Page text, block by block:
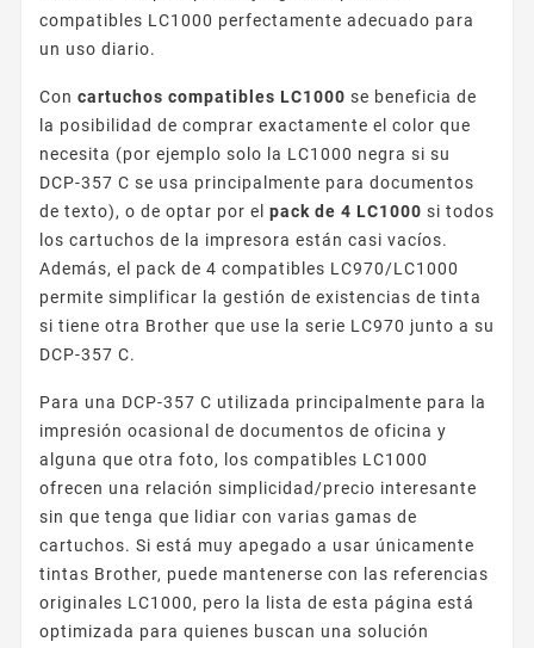
compatibles LC1000 perfectamente adecuado para
un uso diario.
Con cartuchos compatibles LC1000 se beneficia de
la posibilidad de comprar exactamente el color que
necesita (por ejemplo solo la LC1000 negra si su
DCP-357 C se usa principalmente para documentos
de texto), o de optar por el pack de 4 LC1000 si todos
los cartuchos de la impresora están casi vacíos.
Además, el pack de 4 compatibles LC970/LC1000
permite simplificar la gestión de existencias de tinta
si tiene otra Brother que use la serie LC970 junto a su
DCP-357 C.
Para una DCP-357 C utilizada principalmente para la
impresión ocasional de documentos de oficina y
alguna que otra foto, los compatibles LC1000
ofrecen una relación simplicidad/precio interesante
sin que tenga que lidiar con varias gamas de
cartuchos. Si está muy apegado a usar únicamente
tintas Brother, puede mantenerse con las referencias
originales LC1000, pero la lista de esta página está
optimizada para quienes buscan una solución